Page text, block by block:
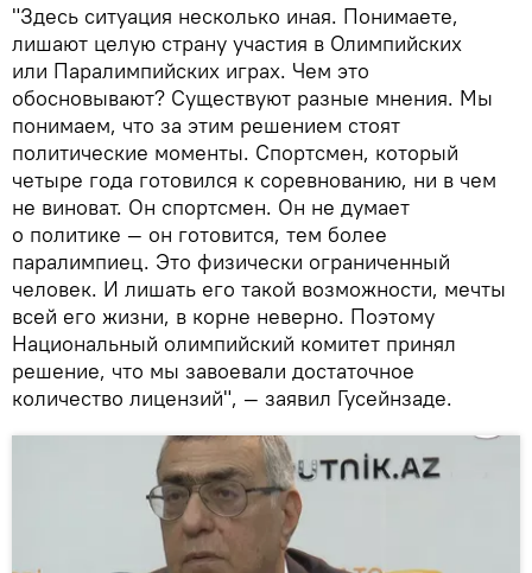
"Здесь ситуация несколько иная. Понимаете,
лишают целую страну участия в Олимпийских
или Паралимпийских играх. Чем это
обосновывают? Существуют разные мнения. Мы
понимаем, что за этим решением стоят
политические моменты. Спортсмен, который
четыре года готовился к соревнованию, ни в чем
не виноват. Он спортсмен. Он не думает
о политике — он готовится, тем более
паралимпиец. Это физически ограниченный
человек. И лишать его такой возможности, мечты
всей его жизни, в корне неверно. Поэтому
Национальный олимпийский комитет принял
решение, что мы завоевали достаточное
количество лицензий", — заявил Гусейнзаде.